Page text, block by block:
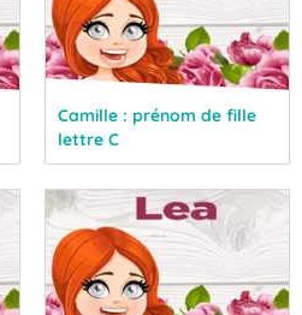
Camille : prénom de fille
lettre C